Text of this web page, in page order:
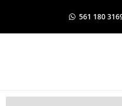
561 180